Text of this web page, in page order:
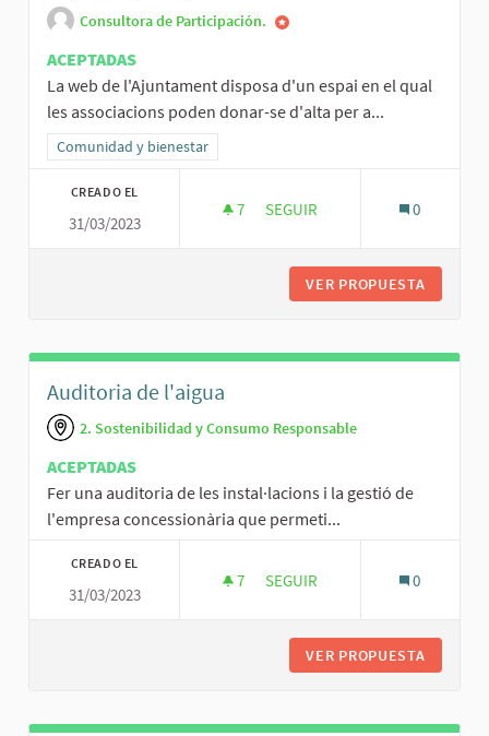
Consultora de Participación.
ACEPTADAS
La web de l'Ajuntament disposa d'un espai en el qual
les associacions poden donar-se d'alta per a...
Resultados al filtrar por la categoría: Comunidad y bienestar
Comunidad y bienestar
CREADO EL
31/03/2023
7 7 SEGUIDORAS
SEGUIR 0
VER PROPUESTA
Auditoria de l'aigua
2. Sostenibilidad y Consumo Responsable
ACEPTADAS
Fer una auditoria de les instal·lacions i la gestió de
l'empresa concessionària que permeti...
CREADO EL
31/03/2023
7 7 SEGUIDORAS
SEGUIR 0
VER PROPUESTA